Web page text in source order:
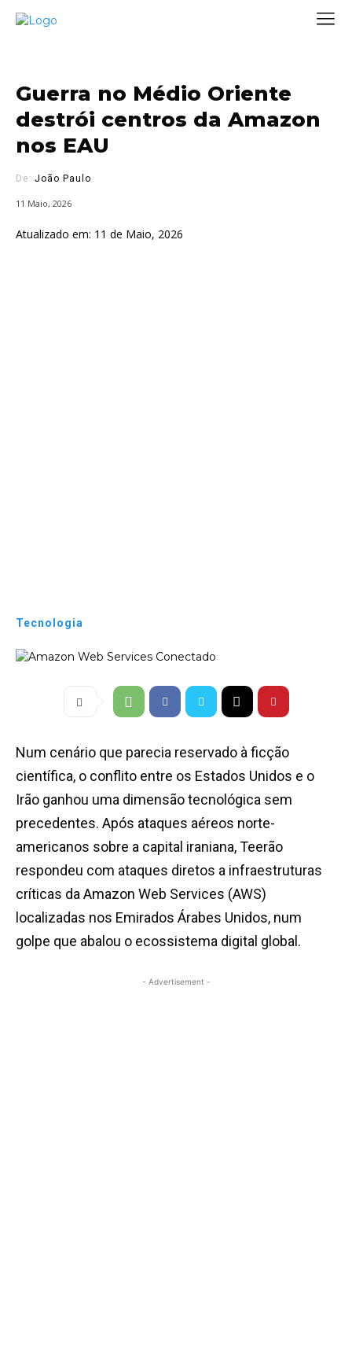
Guerra no Médio Oriente
destrói centros da Amazon
nos EAU
De: João Paulo
11 Maio, 2026
Atualizado em: 11 de Maio, 2026
Tecnologia
Num cenário que parecia reservado à ficção
científica, o conflito entre os Estados Unidos e o
Irão ganhou uma dimensão tecnológica sem
precedentes. Após ataques aéreos norte-
americanos sobre a capital iraniana, Teerão
respondeu com ataques diretos a infraestruturas
críticas da Amazon Web Services (AWS)
localizadas nos Emirados Árabes Unidos, num
golpe que abalou o ecossistema digital global.
- Advertisement -